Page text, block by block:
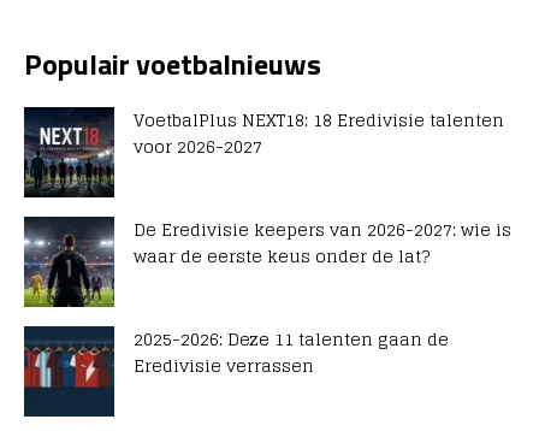
Populair voetbalnieuws
VoetbalPlus NEXT18: 18 Eredivisie talenten
voor 2026-2027
De Eredivisie keepers van 2026-2027: wie is
waar de eerste keus onder de lat?
2025-2026: Deze 11 talenten gaan de
Eredivisie verrassen